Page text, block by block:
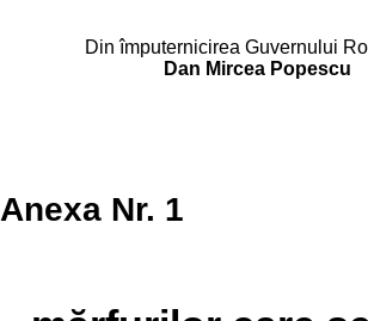
Din împuternicirea Guvernului
Dan Mircea Popescu
Anexa Nr. 1